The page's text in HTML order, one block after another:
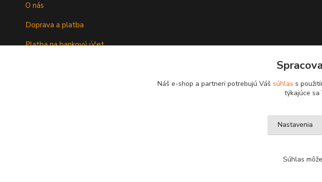
O nás
Doprava a platba
Platba na bankový účet
Upravit
Náš e-shop a partneri potrebujú Váš súhlas s
týkajúce sa
Nastavenia
Súhlas